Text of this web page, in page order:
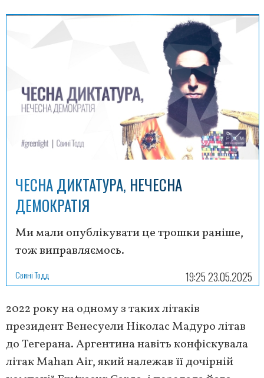
ЧЕСНА ДИКТАТУРА, НЕЧЕСНА
ДЕМОКРАТІЯ
Ми мали опублікувати це трошки раніше,
тож виправляємось.
Свині Тодд 19:25 23.05.2025
2022 року на одному з таких літаків
президент Венесуели Ніколас Мадуро літав
до Тегерана. Аргентина навіть конфіскувала
літак Mahan Air, який належав її дочірній